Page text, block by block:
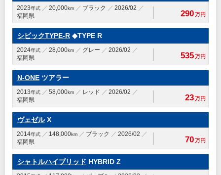
2023年式 20,000km ブラック
2026/02
福岡県
290万円
シビックTYPE-R ◆TYPE R
2024年式 28,000km グレー
2026/02
福岡県
535万円
N-ONE ツアラー
2013年式 58,000km レッド
2026/02
福岡県
23万円
ヴェゼルX
2014年式 148,000km ブラック
2026/02
福岡県
70万円
シャトルハイブリッド HYBRID Z